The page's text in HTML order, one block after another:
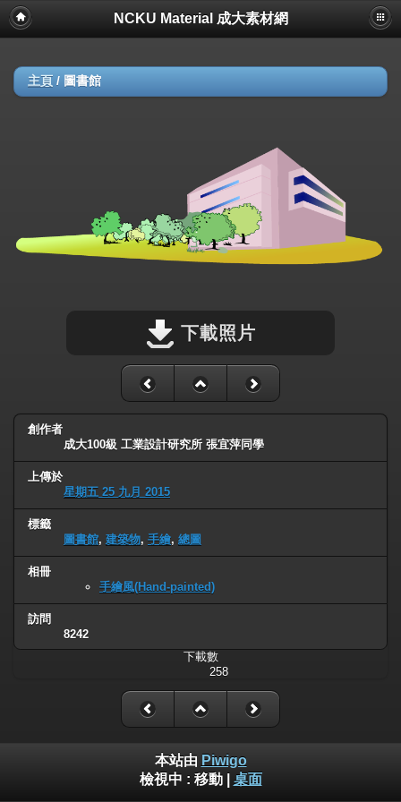
NCKU Material 成大素材網
主頁 / 圖書館
下載照片
創作者
成大100級 工業設計研究所 張宜萍同學
上傳於
星期五 25 九月 2015
標籤
圖書館, 建築物, 手繪, 總圖
相冊
手繪風(Hand-painted)
訪問
8242
下載數
258
本站由 Piwigo
檢視中 : 移動| 桌面